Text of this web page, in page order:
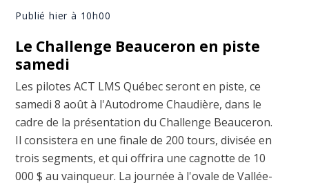
Publié hier à 10h00
Le Challenge Beauceron en piste
samedi
Les pilotes ACT LMS Québec seront en piste, ce
samedi 8 août à l'Autodrome Chaudière, dans le
cadre de la présentation du Challenge Beauceron.
Il consistera en une finale de 200 tours, divisée en
trois segments, et qui offrira une cagnotte de 10
000 $ au vainqueur. La journée à l'ovale de Vallée-